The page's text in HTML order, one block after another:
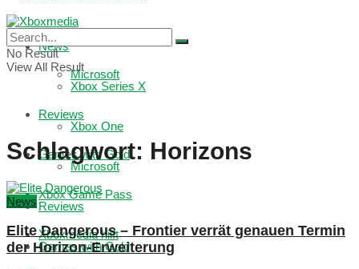
Microsoft
Reviews
Games with Gold
Xbox Game Pass
Xboxmedia hilft
News
Xbox Series X
Xbox One
Microsoft
Reviews
Games with Gold
No Result
View All Result
Schlagwort: Horizons
News
Elite Dangerous – Frontier verrät genauen Termin
der Horizon-Erweiterung